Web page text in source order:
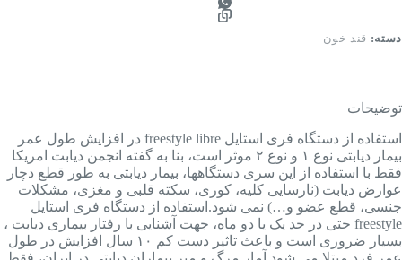
دسته: قند خون
توضیحات
استفاده از دستگاه فری استایل freestyle libre در افزایش طول عمر
بیمار دیابتی نوع ۱ و نوع ۲ موثر است، بنا به گفته انجمن دیابت امریکا
فقط با استفاده از این سری دستگاهها، بیمار دیابتی به طور قطع دچار
عوارض دیابت (نارسایی کلیه، کوری، سکته قلبی و مغزی، مشکلات
جنسی، قطع عضو و…) نمی شود.استفاده از دستگاه فری استایل
freestyle حتی در حد یک یا دو ماه، جهت آشنایی با رفتار بیماری دیابت ،
بسیار ضروری است و باعث تاثیر دست کم ۱۰ سال افزایش در طول